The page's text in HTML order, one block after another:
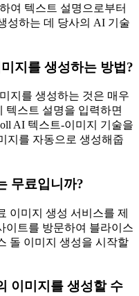
여 텍스트 설명으로부터
성하는 데 당사의 AI 기술
지를 생성하는 방법?
지를 생성하는 것은 매우
텍스트 설명을 입력하면
AI 텍스트-이미지 기술을
지를 자동으로 생성해줍
무료입니까?
이미지 생성 서비스를 제
이트를 방문하여 블라이스
돌 이미지 생성을 시작할
이미지를 생성할 수